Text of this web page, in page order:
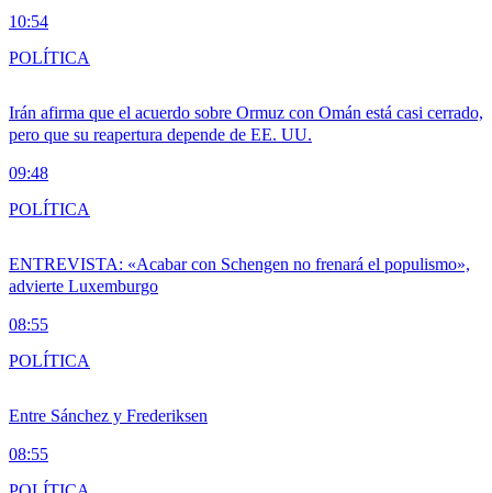
10:54
Irán afirma que el acuerdo sobre Ormuz con Omán está casi cerrado,
pero que su reapertura depende de EE. UU.
09:48
POLÍTICA
ENTREVISTA: «Acabar con Schengen no frenará el populismo»,
advierte Luxemburgo
08:55
POLÍTICA
Entre Sánchez y Frederiksen
08:55
POLÍTICA